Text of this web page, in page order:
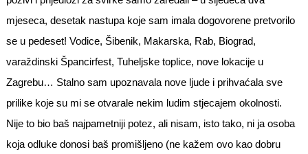
mjeseca, desetak nastupa koje sam imala dogovorene pretvorilo
se u pedeset! Vodice, Šibenik, Makarska, Rab, Biograd,
varaždinski Špancirfest, Tuheljske toplice, nove lokacije u
Zagrebu… Stalno sam upoznavala nove ljude i prihvaćala sve
prilike koje su mi se otvarale nekim ludim stjecajem okolnosti.
Nije to bio baš najpametniji potez, ali nisam, isto tako, ni ja osoba
koja odluke donosi baš promišljeno (ne kažem ovo kao dobru